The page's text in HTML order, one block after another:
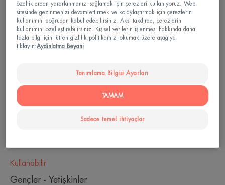
Gently cleanses and restores comfort in skin that is
dry and irritated due to anti-acne medical
treatments.
Soothes irritation.
Cleansing, nourishing, soothing
Kullanabilir
Gençler - Yetişkinler
özelliklerden yararlanmanızı sağlamak için çerezleri kullanıyoruz. Web
sitesinde gezinmenizi devam ettirmek ve kolaylaştırmak için çerezlerin
kullanımını doğrudan kabul edebilirsiniz. Aksi takdirde, çerezlerin
kullanımını özelleştirebilirsiniz. Kişisel verilerin işlenmesi hakkında daha
fazla bilgi için lütfen gizlilik politikamızı okumak üzere aşağıya
tıklayın:Aydinlatma Beyani
Tanımlama Bilgisi Ayarları
Sadece temel ihtiyaçlar
TAMAM